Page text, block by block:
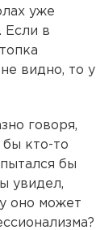
уже
Если в
видно, то у
говоря,
кто-то
бы
увидел,
оно может